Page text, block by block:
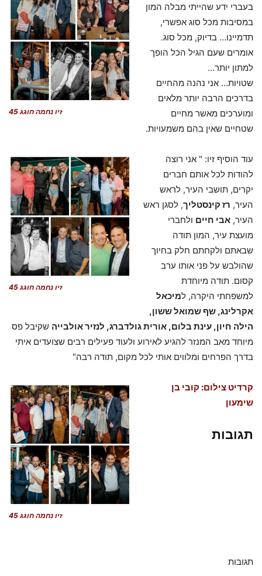
זיו נחמה חוגג 45
בעברי ידע שהייתי מבלה המון
במסיבות מכל סוג אפשרי,
תדמיינו… בדיוק, מכל סוג.
אומרים שעם הגיל הכל הופך
למתון יותר…
שטויות… אני נהנה מהחיים
בדרכים הרבה יותר מלאים
ומוערכים מאשר מחיים
שטחיים שאין בהם משמעויות.
זיו נחמה חוגג 45
עוד הוסיף זיו: " אני רוצה
להודות לכל אותם חברים
יקרים, תושבי העיר, לראש
העיר, רז קינסטליך, לסגן ראש
העיר, אבי חיים ולחברי
מועצת עיר, המון תודה
שבאתם ולקחתם חלק בחיוך
שהולבש על פני אותו ערב
קסום. תודה מיוחדת
למשפחתי היקרה, למיכאל
אקרלינג, שף שמואל ששון,
הילה חיון, עינת בלום, אורית גולדברג, לנזיר אולבייה שקיבל פס
מיוחד מאב המנזר להגיע לאירוע ולעוד פעילים רבים שצועדים איתי
בדרך הפרחים ומלווים אותי לכל מקום, תודה רבה"
זיו נחמה חוגג 45
קרדיט צילום: קובי בן
שימעון
תגובות
תגובות